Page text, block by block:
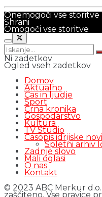
Onemogoči vse storitve
Shrani
Omogoči vse storitve
Ni zadetkov
Ogled vseh zadetkov
Domov
Aktualno
Čas in ljudje
Šport
Črna kronika
Gospodarstvo
Kultura
TV Studio
Časopis idrijske
Spletni arhiv
Zadnje slovo
Mali oglasi
O nas
Kontakt
© 2023 ABC Merkur
zaščiteno. Vse pravice